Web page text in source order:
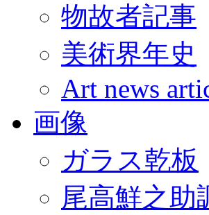
物故者記事
美術界年史
Art news
画像
ガラス乾板
尾高鮮之助